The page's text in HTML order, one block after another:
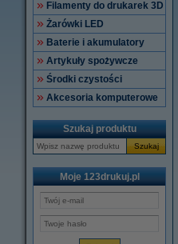
Filamenty do drukarek 3D
Żarówki LED
Baterie i akumulatory
Artykuły spożywcze
Środki czystości
Akcesoria komputerowe
Szukaj produktu
Szukaj
Moje 123drukuj.pl